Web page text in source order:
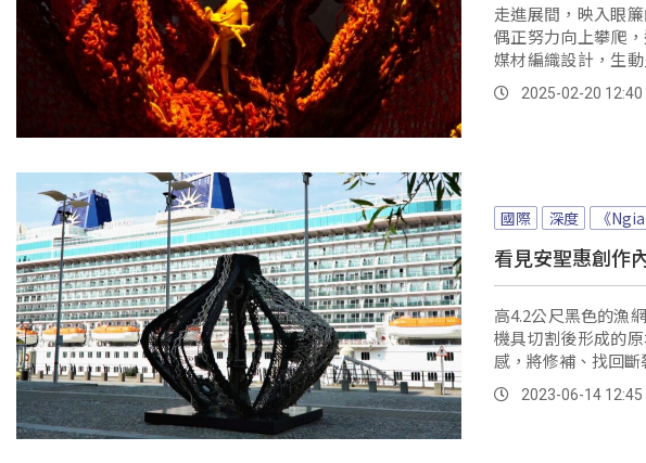
走進展間，映入眼
偶正努力向上攀爬
媒材編織設計，生
茶」的艱辛歷程。
2025-02-20 12:40
國際 深度 《
看見安聖惠創作
高4.2公尺黑色的漁
機具切割後形成的
感，將修補、找回
2023-06-14 12:45